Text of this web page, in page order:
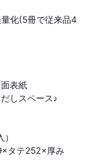
量化(5冊で従来品4
表紙
しスペース♪
タテ252×厚み